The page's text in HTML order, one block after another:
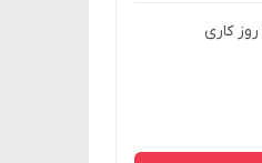
روز کاری